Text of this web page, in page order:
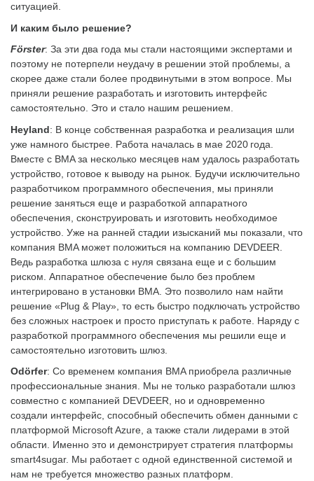
ситуацией.
И каким было решение?
Förster: За эти два года мы стали настоящими экспертами и
поэтому не потерпели неудачу в решении этой проблемы, а
скорее даже стали более продвинутыми в этом вопросе. Мы
приняли решение разработать и изготовить интерфейс
самостоятельно. Это и стало нашим решением.
Heyland: В конце собственная разработка и реализация шли
уже намного быстрее. Работа началась в мае 2020 года.
Вместе с BMA за несколько месяцев нам удалось разработать
устройство, готовое к выводу на рынок. Будучи исключительно
разработчиком программного обеспечения, мы приняли
решение заняться еще и разработкой аппаратного
обеспечения, сконструировать и изготовить необходимое
устройство. Уже на ранней стадии изысканий мы показали, что
компания BMA может положиться на компанию DEVDEER.
Ведь разработка шлюза с нуля связана еще и с большим
риском. Аппаратное обеспечение было без проблем
интегрировано в установки BMA. Это позволило нам найти
решение «Plug & Play», то есть быстро подключать устройство
без сложных настроек и просто приступать к работе. Наряду с
разработкой программного обеспечения мы решили еще и
самостоятельно изготовить шлюз.
Odörfer: Со временем компания BMA приобрела различные
профессиональные знания. Мы не только разработали шлюз
совместно с компанией DEVDEER, но и одновременно
создали интерфейс, способный обеспечить обмен данными с
платформой Microsoft Azure, а также стали лидерами в этой
области. Именно это и демонстрирует стратегия платформы
smart4sugar. Мы работает с одной единственной системой и
нам не требуется множество разных платформ.